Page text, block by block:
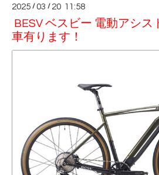
2025 /03 / 20 11:58
BESV ベスビー 電動アシ
車有ります！